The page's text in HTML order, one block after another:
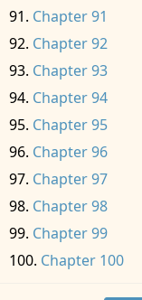
Chapter 91
Chapter 92
Chapter 93
Chapter 94
Chapter 95
Chapter 96
Chapter 97
Chapter 98
Chapter 99
Chapter 100